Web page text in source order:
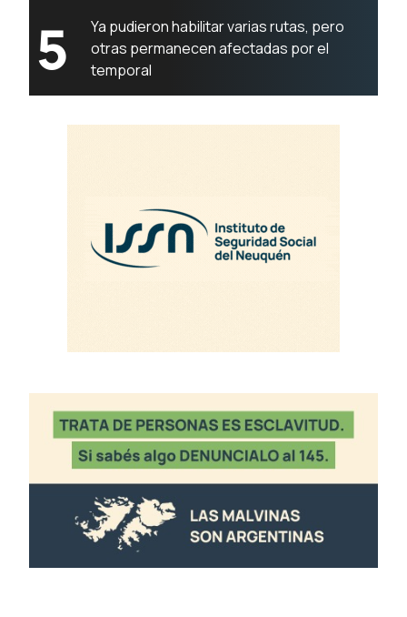
5
Ya pudieron habilitar varias rutas, pero
otras permanecen afectadas por el
temporal